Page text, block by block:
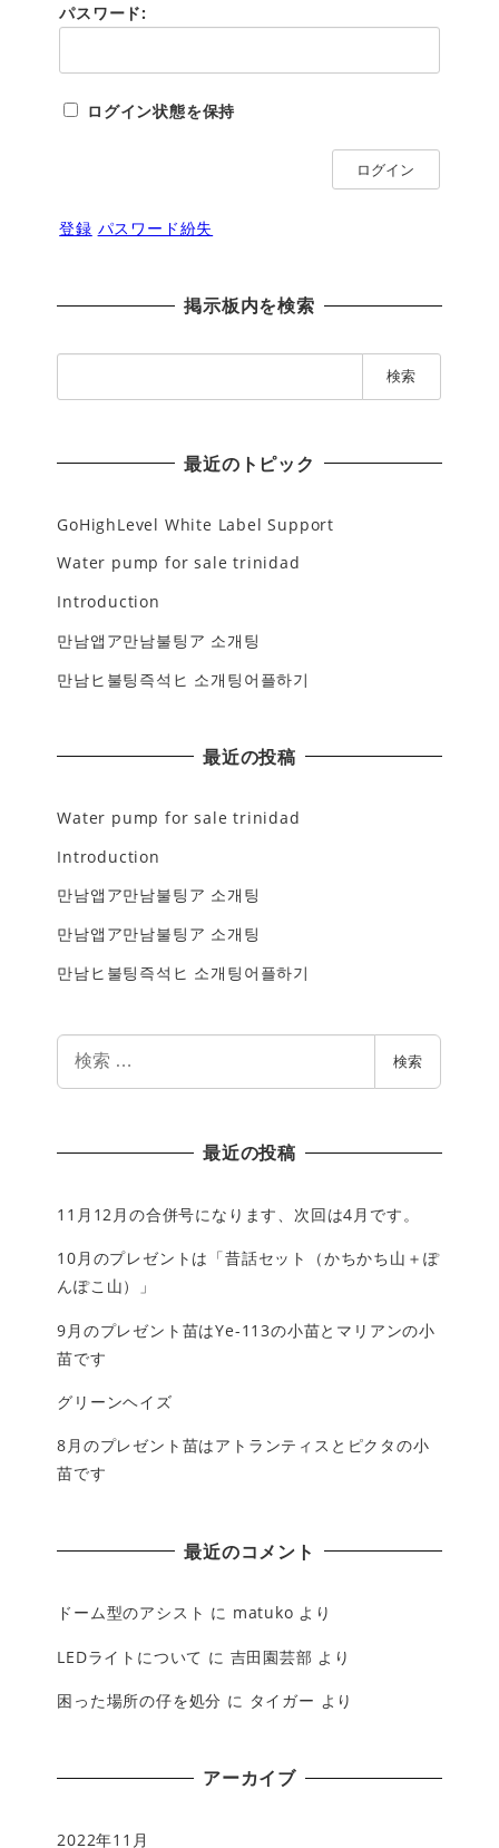
パスワード:
ログイン状態を保持
ログイン
登録 パスワード紛失
掲示板内を検索
索
最近のトピック
GoHighLevel White Label Support
Water pump for sale trinidad
Introduction
만남앱ア만남불팅ア 소개팅
만남ヒ불팅즉석ヒ 소개팅어플하기
最近の投稿
Water pump for sale trinidad
Introduction
만남앱ア만남불팅ア 소개팅
만남앱ア만남불팅ア 소개팅
만남ヒ불팅즉석ヒ 소개팅어플하기
検索
最近の投稿
11月12月の合併号になります、次回は4月です。
10月のプレゼントは「昔話セット（かちかち山＋ぽ
んぽこ山）」
9月のプレゼント苗はYe-113の小苗とマリアンの小
苗です
グリーンヘイズ
8月のプレゼント苗はアトランティスとピクタの小
苗です
最近のコメント
ドーム型のアシスト に matuko より
LEDライトについて に 吉田園芸部 より
困った場所の仔を処分 に タイガー より
アーカイブ
2022年11月